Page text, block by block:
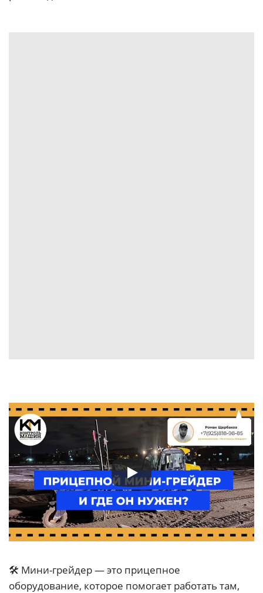
🛠 Мини-грейдер — это прицепное
оборудование, которое помогает работать там,